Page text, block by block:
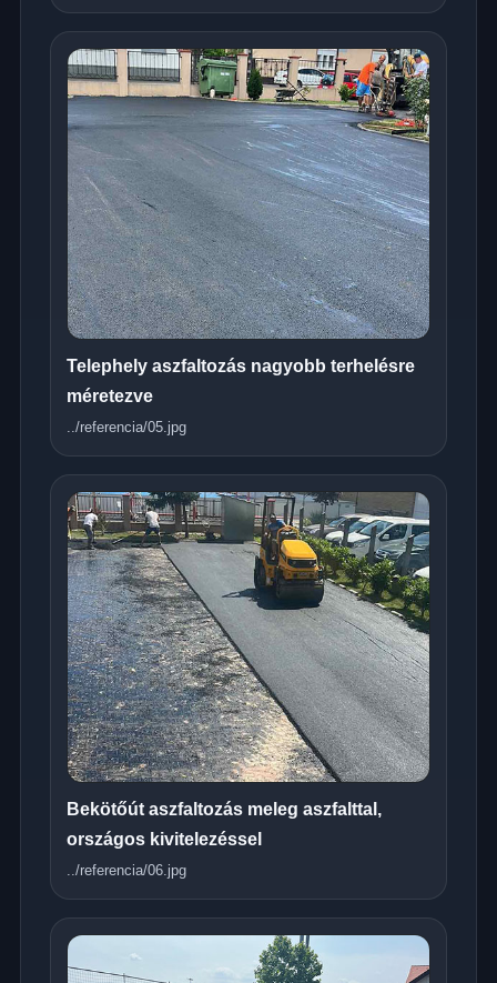
Telephely aszfaltozás nagyobb terhelésre
méretezve
../referencia/05.jpg
Bekötőút aszfaltozás meleg aszfalttal,
országos kivitelezéssel
../referencia/06.jpg